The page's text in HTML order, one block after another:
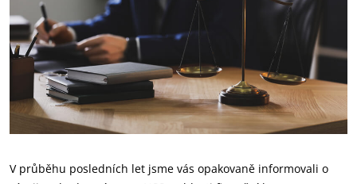
V průběhu posledních let jsme vás opakovaně informovali o